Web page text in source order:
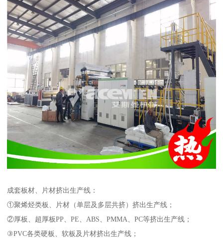
成套板材、片材挤出生产线：
①聚烯烃类板、片材（单层及多层共挤）挤出生产线；
②厚板、超厚板PP、PE、ABS、PMMA、PC等挤出生产线；
③PVC各类硬板、软板及片材挤出生产线；